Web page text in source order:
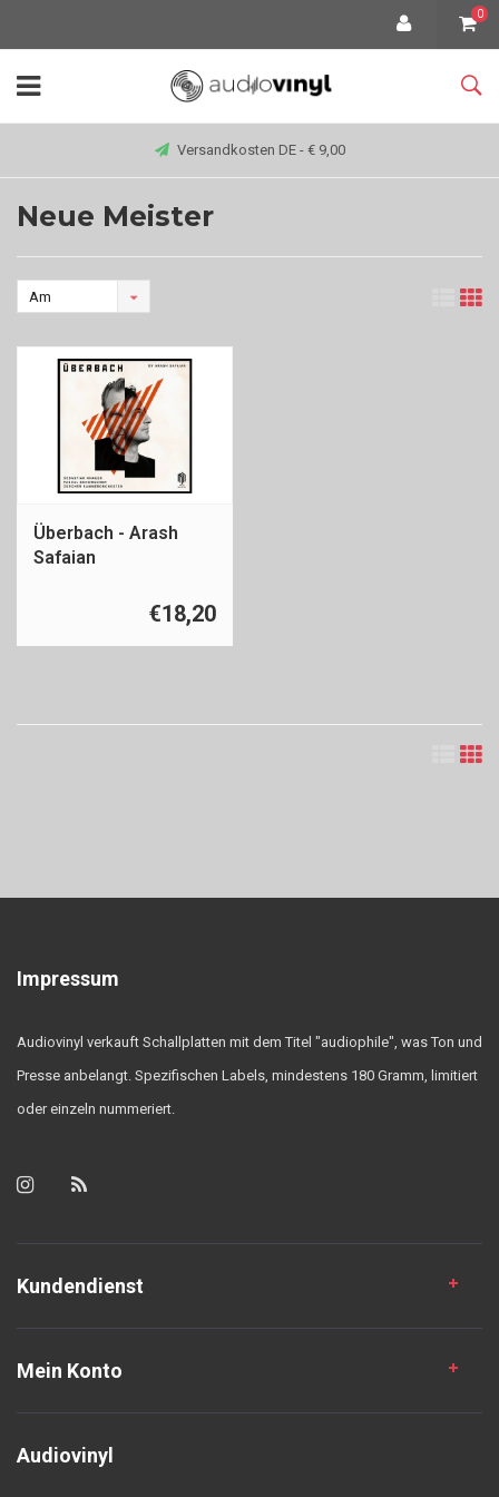
0
Versandkosten DE - € 9,00
Neue Meister
Am
angesehen
Überbach - Arash
Safaian
€18,20
Impressum
Audiovinyl verkauft Schallplatten mit dem Titel "audiophile", was Ton und
Presse anbelangt. Spezifischen Labels, mindestens 180 Gramm, limitiert
oder einzeln nummeriert.
Kundendienst
Mein Konto
Audiovinyl